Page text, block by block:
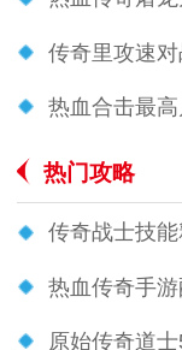
传奇里攻速
热血合击最
热门攻略
传奇战士技
热血传奇手
原始传奇道